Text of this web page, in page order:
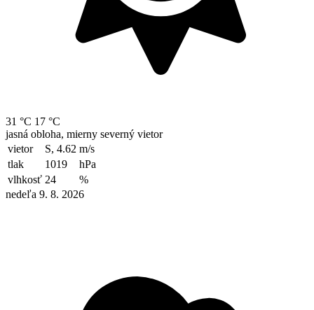
31 °C 17 °C
jasná obloha, mierny severný vietor
vietor
S, 4.62 m/s
tlak
1019
hPa
vlhkosť 24
%
nedeľa 9. 8. 2026